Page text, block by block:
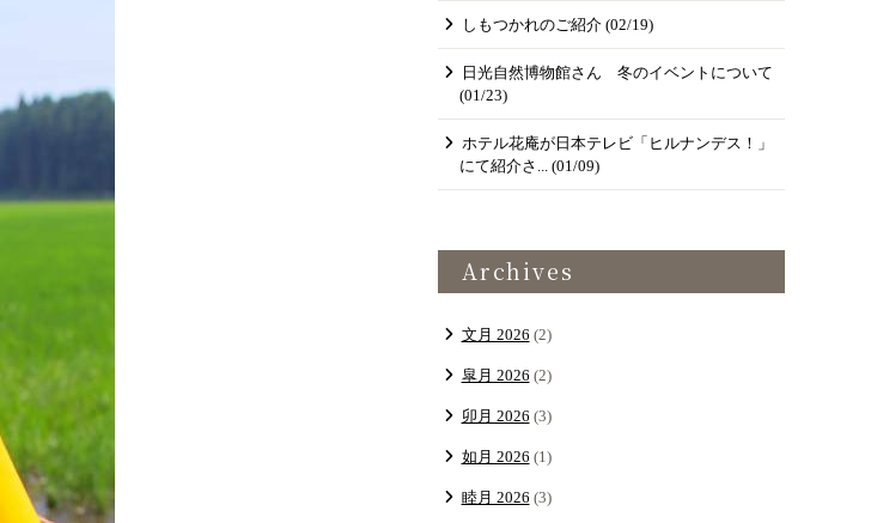
​しもつかれのご紹介(02/19)
日光自然博物館さん 冬のイベントについて
(01/23)
ホテル花庵が日本テレビ「ヒルナンデス！」
にて紹介さ... (01/09)
Archives
文月 2026 (2)
皐月 2026 (2)
卯月 2026 (3)
如月 2026 (1)
睦月 2026 (3)